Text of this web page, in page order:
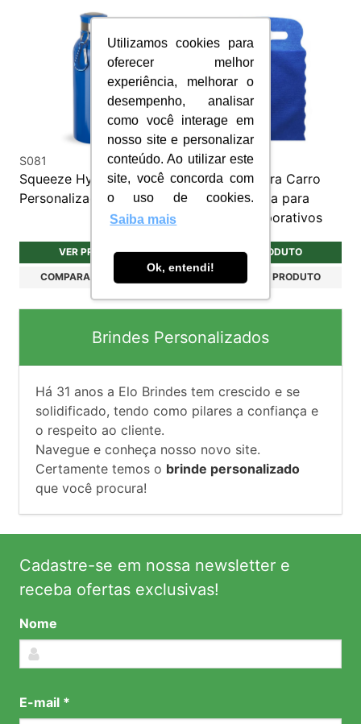
Utilizamos cookies para
oferecer melhor
experiência, melhorar o
desempenho, analisar
como você interage em
nosso site e personalizar
conteúdo. Ao utilizar este
site, você concorda com
o uso de cookies.
Saiba mais
Ok, entendi!
S081
Squeeze HydroStyle
Personalizado
VER PRODUTO
COMPARAR PRODUTO
BD003
Lixeirinha Para Carro
Personalizada para
Brindes Corporativos
VER PRODUTO
COMPARAR PRODUTO
Brindes Personalizados
Há 31 anos a Elo Brindes tem crescido e se
solidificado, tendo como pilares a confiança e
o respeito ao cliente.
Navegue e conheça nosso novo site.
Certamente temos o brinde personalizado
que você procura!
Cadastre-se em nossa newsletter e
receba ofertas exclusivas!
Nome
E-mail *